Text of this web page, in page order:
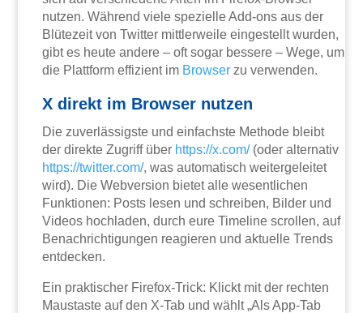
nutzen. Während viele spezielle Add-ons aus der
Blütezeit von Twitter mittlerweile eingestellt wurden,
gibt es heute andere – oft sogar bessere – Wege, um
die Plattform effizient im Browser zu verwenden.
X direkt im Browser nutzen
Die zuverlässigste und einfachste Methode bleibt
der direkte Zugriff über https://x.com/(oder alternativ
https://twitter.com/, was automatisch weitergeleitet
wird). Die Webversion bietet alle wesentlichen
Funktionen: Posts lesen und schreiben, Bilder und
Videos hochladen, durch eure Timeline scrollen, auf
Benachrichtigungen reagieren und aktuelle Trends
entdecken.
Ein praktischer Firefox-Trick: Klickt mit der rechten
Maustaste auf den X-Tab und wählt „Als App-Tab